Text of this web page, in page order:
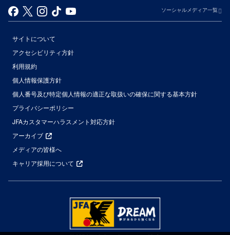
ソーシャルメディア一覧
サイトについて
アクセシビリティ方針
利用規約
個人情報保護方針
個人番号及び特定個人情報の適正な取扱いの確保に関する基本方針
プライバシーポリシー
JFAカスタマーハラスメント対応方針
アーカイブ
メディアの皆様へ
キャリア採用について